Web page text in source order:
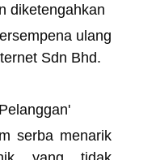
diketengahkan
ulang
Sdn Bhd.
serba menarik